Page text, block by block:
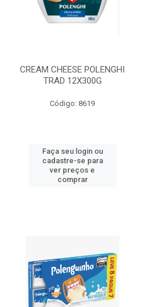
CREAM CHEESE POLENGHI
TRAD 12X300G
Código: 8619
Faça seu login ou
cadastre-se para
ver preços e
comprar